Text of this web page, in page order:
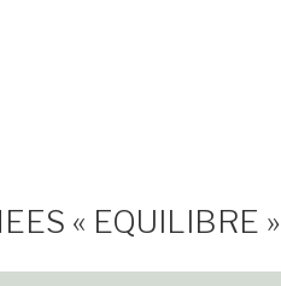
« EQUILIBRE »